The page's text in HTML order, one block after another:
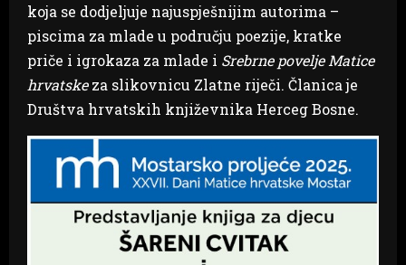
koja se dodjeljuje najuspješnijim autorima –
piscima za mlade u području poezije, kratke
priče i igrokaza za mlade i Srebrne povelje Matice
hrvatskeza slikovnicu Zlatne riječi. Članica je
Društva hrvatskih književnika Herceg Bosne.